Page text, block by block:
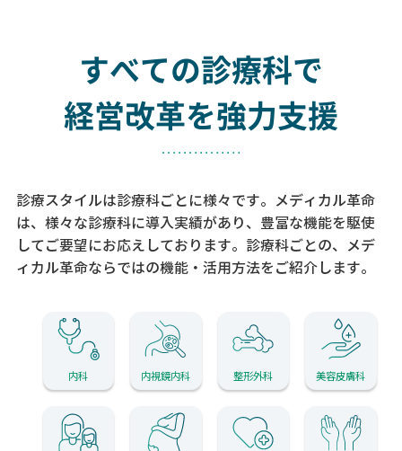
すべての診療科で
経営改革を強力支援
診療スタイルは診療科ごとに様々です。メディカル革命
は、様々な診療科に導入実績があり、 豊富な機能を駆使
してご要望にお応えしております。 診療科ごとの、メデ
ィカル革命ならではの機能・活用方法をご紹介します。
内科 内視鏡内科 整形外科 美容皮膚科